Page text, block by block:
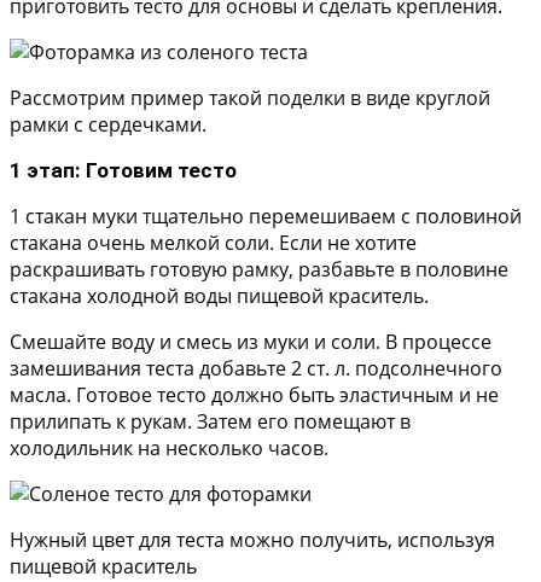
приготовить тесто для основы и сделать крепления.
Рассмотрим пример такой поделки в виде круглой
рамки с сердечками.
1 этап: Готовим тесто
1 стакан муки тщательно перемешиваем с половиной
стакана очень мелкой соли. Если не хотите
раскрашивать готовую рамку, разбавьте в половине
стакана холодной воды пищевой краситель.
Смешайте воду и смесь из муки и соли. В процессе
замешивания теста добавьте 2 ст. л. подсолнечного
масла. Готовое тесто должно быть эластичным и не
прилипать к рукам. Затем его помещают в
холодильник на несколько часов.
Нужный цвет для теста можно получить, используя
пищевой краситель